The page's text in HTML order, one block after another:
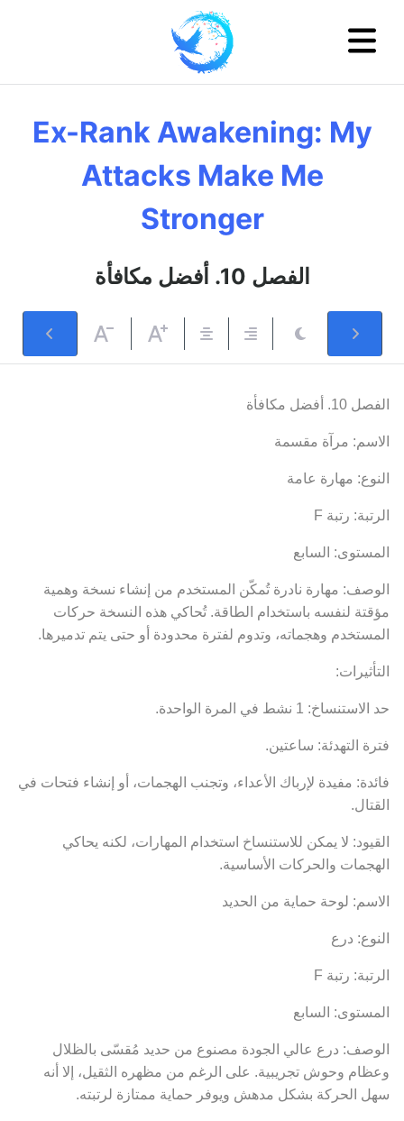
Ex-Rank Awakening: My
Attacks Make Me
Stronger
الفصل 10. أفضل مكافأة
الفصل 10. أفضل مكافأة
الاسم: مرآة مقسمة
النوع: مهارة عامة
الرتبة: رتبة F
المستوى: السابع
الوصف: مهارة نادرة تُمكّن المستخدم من إنشاء نسخة وهمية
مؤقتة لنفسه باستخدام الطاقة. تُحاكي هذه النسخة حركات
المستخدم وهجماته، وتدوم لفترة محدودة أو حتى يتم تدميرها.
التأثيرات:
حد الاستنساخ: 1 نشط في المرة الواحدة.
فترة التهدئة: ساعتين.
فائدة: مفيدة لإرباك الأعداء، وتجنب الهجمات، أو إنشاء فتحات في
القتال.
القيود: لا يمكن للاستنساخ استخدام المهارات، لكنه يحاكي
الهجمات والحركات الأساسية.
الاسم: لوحة حماية من الحديد
النوع: درع
الرتبة: رتبة F
المستوى: السابع
الوصف: درع عالي الجودة مصنوع من حديد مُقسّى بالظلال
وعظام وحوش تجريبية. على الرغم من مظهره الثقيل، إلا أنه
سهل الحركة بشكل مدهش ويوفر حماية ممتازة لرتبته.